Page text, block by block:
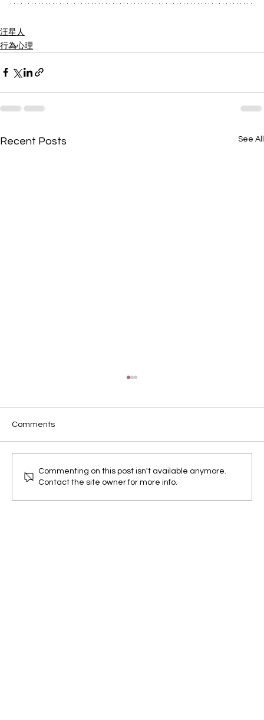
汪星人
行為心理
Recent Posts See All
破壞是一種宣言
Comments
Commenting on this post isn't available anymore.
Contact the site owner for more info.